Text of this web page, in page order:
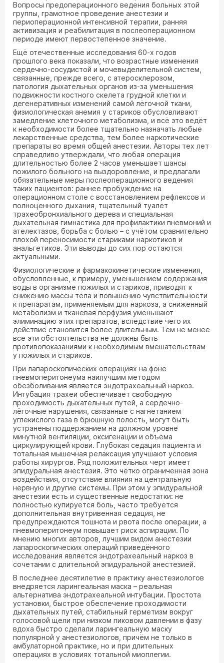
Вопросы предоперационного ведения больных этой
группы, грамотное проведение анестезии и
периоперационной интенсивной терапии, ранняя
активизация и реабилитация в послеоперационном
периоде имеют первостепенное значение.
Ещё отечественные исследования 60-х годов
прошлого века показали, что возрастные изменения
сердечно-сосудистой и мочевыделительной систем,
связанные, прежде всего, с атеросклерозом,
патология дыхательных органов из-за уменьшения
подвижности костного скелета грудной клетки и
дегенеративных изменений самой лёгочной ткани,
физиологическая анемия у стариков обусловливают
замедление клеточного метаболизма, и всё это ведёт
к необходимости более тщательно назначать любые
лекарственные средства, тем более наркотические
препараты во время общей анестезии. Авторы тех лет
справедливо утверждали, что любая операция
длительностью более 2 часов уменьшает шансы
пожилого больного на выздоровление, и предлагали
обязательные меры послеоперационного ведения
таких пациентов: раннее пробуждение на
операционном столе с восстановлением рефлексов и
полноценного дыхания, тщательный туалет
трахеобронхиального дерева и специальная
дыхательная гимнастика для профилактики пневмоний и
ателектазов, борьба с болью – с учётом сравнительно
плохой переносимости стариками наркотиков и
анальгетиков. Эти выводы до сих пор остаются
актуальными.
Физиологические и фармакокинетические изменения,
обусловленные, к примеру, уменьшением содержания
воды в организме пожилых и стариков, приводят к
снижению массы тела и повышению чувствительности
к препаратам, применяемым для наркоза, а сниженный
метаболизм и тканевая перфузия уменьшают
элиминацию этих препаратов, вследствие чего их
действие становится более длительным. Тем не менее
все эти обстоятельства не должны быть
противопоказаниями к необходимым вмешательствам
у пожилых и стариков.
При лапароскопических операциях на фоне
пневмоперитонеума наилучшим методом
обезболивания является эндотрахеальный наркоз.
Интубация трахеи обеспечивает свободную
проходимость дыхательных путей, а сердечно-
лёгочные нарушения, связанные с нагнетанием
углекислого газа в брюшную полость, могут быть
устранены поддержанием на должном уровне
минутной вентиляции, оксигенации и объёма
циркулирующей крови. Глубокая седация пациента и
тотальная мышечная релаксация улучшают условия
работы хирургов. Ряд положительных черт имеет
эпидуральная анестезия. Это чётко ограниченная зона
воздействия, отсутствие влияния на центральную
нервную и другие системы. При этом у эпидуральной
анестезии есть и существенные недостатки: не
полностью купируется боль, часто требуется
дополнительная внутривенная седация, не
предупреждаются тошнота и рвота после операции, а
пневмоперитонеум повышает риск аспирации. По
мнению многих авторов, лучшим видом анестезии
лапароскопических операций приведённого
исследования является эндотрахеальный наркоз в
сочетании с длительной эпидуральной анестезией.
В последнее десятилетие в практику анестезиологов
внедряется ларингеальная маска – реальная
альтернатива эндотрахеальной интубации. Простота
установки, быстрое обеспечение проходимости
дыхательных путей, стабильный герметизм вокруг
голосовой щели при низком пиковом давлении в фазу
вдоха быстро сделали ларингеальную маску
популярной у анестезиологов, причём не только в
амбулаторной практике, но и при длительных
операциях в условиях тотальной миоплегии.